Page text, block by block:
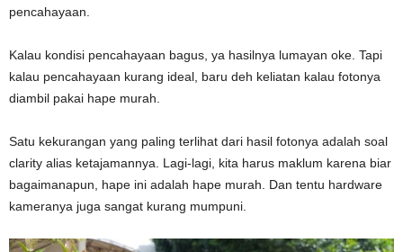
pencahayaan.
Kalau kondisi pencahayaan bagus, ya hasilnya lumayan oke. Tapi
kalau pencahayaan kurang ideal, baru deh keliatan kalau fotonya
diambil pakai hape murah.
Satu kekurangan yang paling terlihat dari hasil fotonya adalah soal
clarity alias ketajamannya. Lagi-lagi, kita harus maklum karena biar
bagaimanapun, hape ini adalah hape murah. Dan tentu hardware
kameranya juga sangat kurang mumpuni.